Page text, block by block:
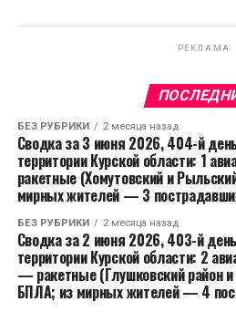
РЕКЛАМА
БЕЗ РУБРИКИ 2 месяца назад
Сводка за 3 июня 2026, 404-й
территории Курской области: 1
ракетные (Хомутовский и
мирных жителей — 3
БЕЗ РУБРИКИ 2 месяца назад
Сводка за 2 июня 2026, 403-й
территории Курской области: 2
— ракетные (Глушковский район
БПЛА; из мирных жителей — 4